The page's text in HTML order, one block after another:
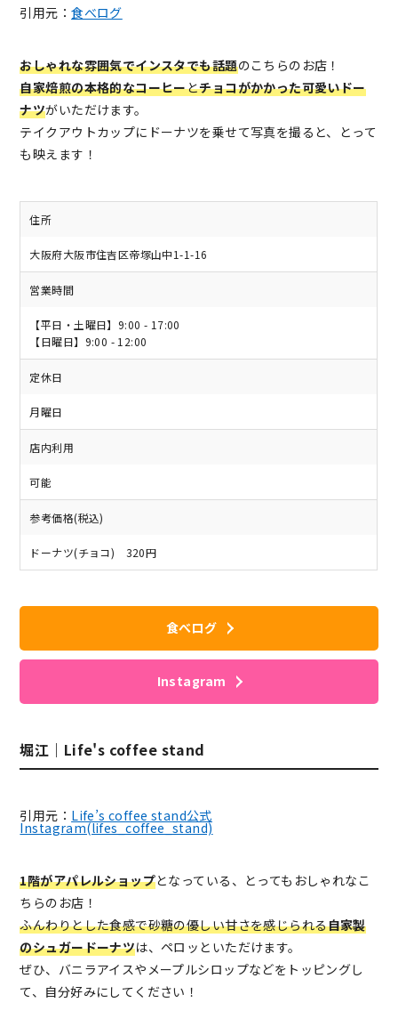
引用元：食べログ
おしゃれな雰囲気でインスタでも話題のこちらのお店！
自家焙煎の本格的なコーヒーとチョコがかかった可愛いドー
ナツがいただけます。
テイクアウトカップにドーナツを乗せて写真を撮ると、とって
も映えます！
住所
大阪府大阪市住吉区帝塚山中1-1-16
営業時間
【平日・土曜日】9:00 - 17:00
【日曜日】9:00 - 12:00
定休日
月曜日
店内利用
可能
参考価格(税込)
ドーナツ(チョコ) 320円
食べログ
Instagram
堀江｜Life's coffee stand
引用元： Life’s coffee stand公式
Instagram(lifes_coffee_stand)
1階がアパレルショップとなっている、とってもおしゃれなこ
ちらのお店！
ふんわりとした食感で砂糖の優しい甘さを感じられる自家製
のシュガードーナツは、ペロッといただけます。
ぜひ、バニラアイスやメープルシロップなどをトッピングし
て、自分好みにしてください！